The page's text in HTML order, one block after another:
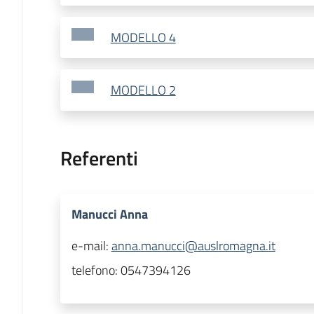
MODELLO 4
MODELLO 2
Referenti
Manucci Anna
e-mail:anna.manucci@auslromagna.it
telefono:0547394126